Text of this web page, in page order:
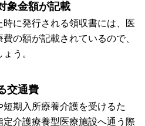
象金額が記載
に発行される領収書には、医
の額が記載されているので、
う。
交通費
期入所療養介護を受けるた
介護療養型医療施設へ通う際